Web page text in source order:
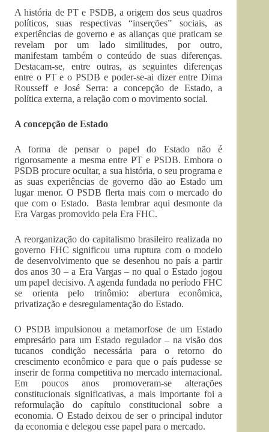
A história de PT e PSDB, a origem dos seus quadros
políticos, suas respectivas “inserções” sociais, as
experiências de governo e as alianças que praticam se
revelam por um lado similitudes, por outro,
manifestam também o conteúdo de suas diferenças.
Destacam-se, entre outras, as seguintes diferenças
entre o PT e o PSDB e poder-se-ai dizer entre Dima
Rousseff e José Serra: a concepção de Estado, a
política externa, a relação com o movimento social.
A concepção de Estado
A forma de pensar o papel do Estado não é
rigorosamente a mesma entre PT e PSDB. Embora o
PSDB procure ocultar, a sua história, o seu programa e
as suas experiências de governo dão ao Estado um
lugar menor. O PSDB flerta mais com o mercado do
que com o Estado. Basta lembrar aqui desmonte da
Era Vargas promovido pela Era FHC.
A reorganização do capitalismo brasileiro realizada no
governo FHC significou uma ruptura com o modelo
de desenvolvimento que se desenhou no país a partir
dos anos 30 – a Era Vargas – no qual o Estado jogou
um papel decisivo. A agenda fundada no período FHC
se orienta pelo trinômio: abertura econômica,
privatização e desregulamentação do Estado.
O PSDB impulsionou a metamorfose de um Estado
empresário para um Estado regulador – na visão dos
tucanos condição necessária para o retorno do
crescimento econômico e para que o país pudesse se
inserir de forma competitiva no mercado internacional.
Em poucos anos promoveram-se alterações
constitucionais significativas, a mais importante foi a
reformulação do capítulo constitucional sobre a
economia. O Estado deixou de ser o principal indutor
da economia e delegou esse papel para o mercado.